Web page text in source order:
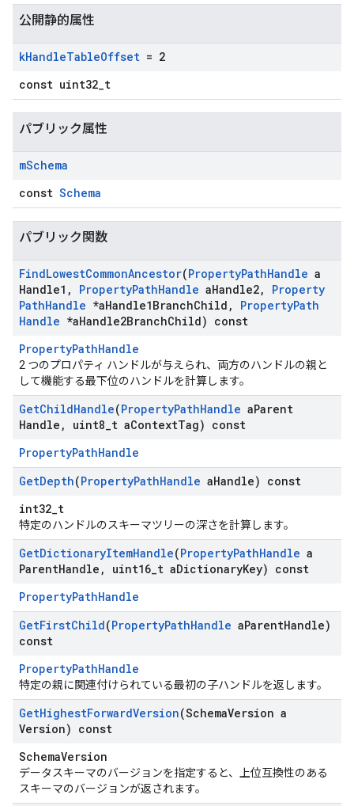
公開静的属性
kHandleTableOffset = 2
const uint32_t
パブリック属性
mSchema
const Schema
パブリック関数
FindLowestCommonAncestor(PropertyPathHandle a
Handle1 , PropertyPathHandle aHandle2,
Property
PathHandle *aHandle1BranchChild , PropertyPath
Handle *aHandle2BranchChild) const
PropertyPathHandle
2 つのプロパティ ハンドルが与えられ、両方のハンドルの親と
して機能する最下位のハンドルを計算します。
GetChildHandle(PropertyPathHandle aParent
Handle , uint8 t aContextTag) const
PropertyPathHandle
GetDepth(PropertyPathHandle aHandle) const
int32_t
特定のハンドルのスキーマツリーの深さを計算します。
GetDictionaryItemHandle(PropertyPathHandle a
ParentHandle , uint16 t aDictionaryKey) const
PropertyPathHandle
GetFirstChild(PropertyPathHandle aParentHandle)
const
PropertyPathHandle
特定の親に関連付けられている最初の子ハンドルを返します。
GetHighestForwardVersion(SchemaVersion a
Version) const
SchemaVersion
データスキーマのバージョンを指定すると、上位互換性のある
スキーマのバージョンが返されます。